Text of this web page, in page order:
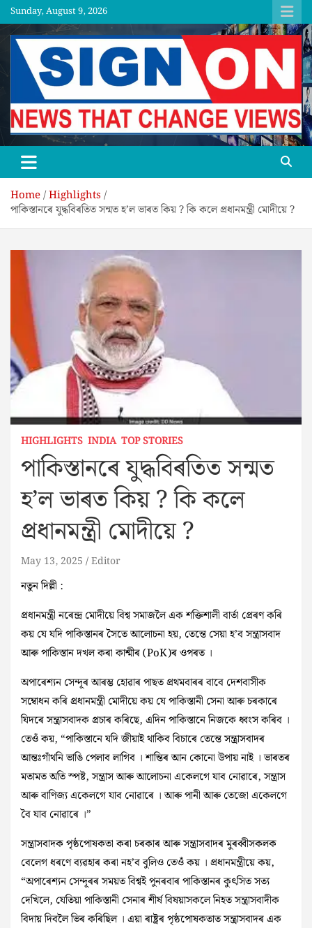
Skip
to
content
Sunday, August 9, 2026
SGNON
Home Highlights
পাকিস্তানৰে যুদ্ধবিৰতিত সন্মত হ’ল ভাৰত কিয় ? কি কলে প্ৰধানমন্ত্ৰী মোদীয়ে ?
HIGHLIGHTS INDIA TOP STORIES
পাকিস্তানৰে যুদ্ধবিৰতিত সন্মত
হ’ল ভাৰত কিয় ? কি কলে
প্ৰধানমন্ত্ৰী মোদীয়ে ?
May 13, 2025 Editor
নতুন দিল্লী :
প্ৰধানমন্ত্ৰী নৰেন্দ্ৰ মোদীয়ে বিশ্ব সমাজলৈ এক শক্তিশালী বাৰ্তা প্ৰেৰণ কৰি
কয় যে যদি পাকিস্তানৰ সৈতে আলোচনা হয়, তেন্তে সেয়া হ’ব সন্ত্ৰাসবাদ
আৰু পাকিস্তান দখল কৰা কাশ্মীৰ (PoK)ৰ ওপৰত ।
অপাৰেশ্যন সেন্দূৰ আৰম্ভ হোৱাৰ পাছত প্রথমবাৰৰ বাবে দেশবাসীক
সম্বোধন কৰি প্ৰধানমন্ত্ৰী মোদীয়ে কয় যে পাকিস্তানী সেনা আৰু চৰকাৰে
যিদৰে সন্ত্ৰাসবাদক প্ৰচাৰ কৰিছে, এদিন পাকিস্তানে নিজকে ধ্বংস কৰিব ।
তেওঁ কয়, “পাকিস্তানে যদি জীয়াই থাকিব বিচাৰে তেন্তে সন্ত্ৰাসবাদৰ
আন্তঃগাঁথনি ভাঙি পেলাব লাগিব । শান্তিৰ আন কোনো উপায় নাই । ভাৰতৰ
মতামত অতি স্পষ্ট, সন্ত্ৰাস আৰু আলোচনা একেলগে যাব নোৱাৰে, সন্ত্ৰাস
আৰু বাণিজ্য একেলগে যাব নোৱাৰে । আৰু পানী আৰু তেজো একেলগে
বৈ যাব নোৱাৰে ।”
সন্ত্ৰাসবাদক পৃষ্ঠপোষকতা কৰা চৰকাৰ আৰু সন্ত্ৰাসবাদৰ মুৰব্বীসকলক
বেলেগ ধৰণে ব্যৱহাৰ কৰা নহ’ব বুলিও তেওঁ কয় । প্ৰধানমন্ত্ৰীয়ে কয়,
“অপাৰেশ্যন সেন্দূৰৰ সময়ত বিশ্বই পুনৰবাৰ পাকিস্তানৰ কুৎসিত সত্য
দেখিলে, যেতিয়া পাকিস্তানী সেনাৰ শীৰ্ষ বিষয়াসকলে নিহত সন্ত্ৰাসবাদীক
বিদায় দিবলৈ ভিৰ কৰিছিল । এয়া ৰাষ্ট্ৰৰ পৃষ্ঠপোষকতাত সন্ত্ৰাসবাদৰ এক